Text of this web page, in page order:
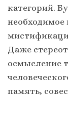
категорий.
необходимое
Даже
осмысление
память,